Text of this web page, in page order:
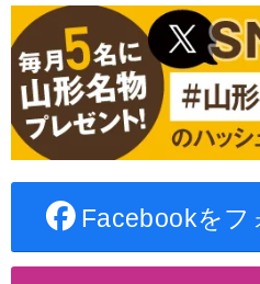
Facebookをフ